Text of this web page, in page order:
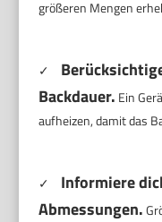
größeren Mengen
✓
Backdauer. Ein
aufheizen, damit das
✓
Informiere
Abmessungen.